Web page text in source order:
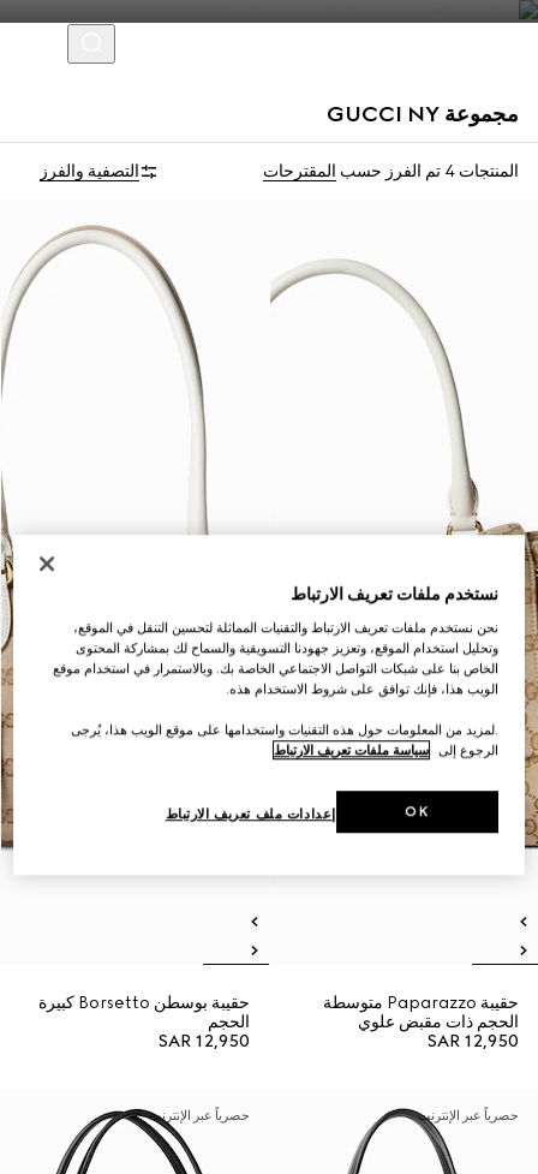
مجموعة GUCCI NY
المنتجات 4 تم الفرز حسب المقترحات التصفية والفرز نسخة محدودة
حقيبة Paparazzo متوسطة
الحجم ذات مقبض علوي
SAR 12,950
حقيبة بوسطن Borsetto كبيرة
الحجم
SAR 12,950
حصرياً عبر الإنترنت حصرياً عبر الإنترنت
نستخدم ملفات تعريف الارتباط
نحن نستخدم ملفات تعريف الارتباط والتقنيات المماثلة لتحسين التنقل في الموقع،
وتحليل استخدام الموقع، وتعزيز جهودنا التسويقية والسماح لك بمشاركة المحتوى
الخاص بنا على شبكات التواصل الاجتماعي الخاصة بك. وبالاستمرار في استخدام موقع
الويب هذا، فإنك توافق على شروط الاستخدام هذه.
.لمزيد من المعلومات حول هذه التقنيات واستخدامها على موقع الويب هذا، يُرجى
الرجوع إلى سياسة ملفات تعريف الارتباط
إعدادات ملف تعريف الارتباط OK